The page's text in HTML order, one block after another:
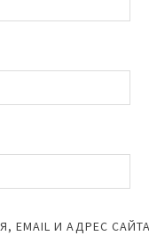
EMAIL И АДРЕС